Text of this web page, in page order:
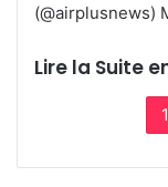
(@airplusnews)
Lire la Suite
1